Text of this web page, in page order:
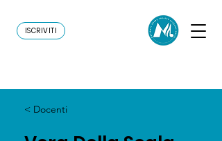
ISCRIVITI
< Docenti